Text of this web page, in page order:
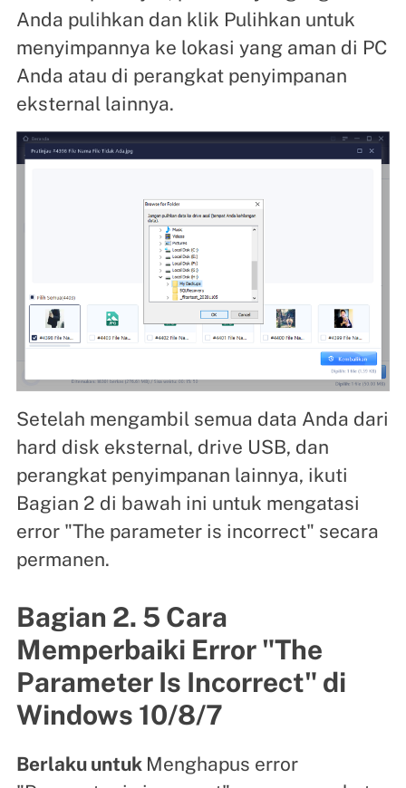
Anda pulihkan dan klik Pulihkan untuk
menyimpannya ke lokasi yang aman di PC
Anda atau di perangkat penyimpanan
eksternal lainnya.
Setelah mengambil semua data Anda dari
hard disk eksternal, drive USB, dan
perangkat penyimpanan lainnya, ikuti
Bagian 2 di bawah ini untuk mengatasi
error "The parameter is incorrect" secara
permanen.
Bagian 2. 5 Cara
Memperbaiki Error "The
Parameter Is Incorrect" di
Windows 10/8/7
Berlaku untuk Menghapus error